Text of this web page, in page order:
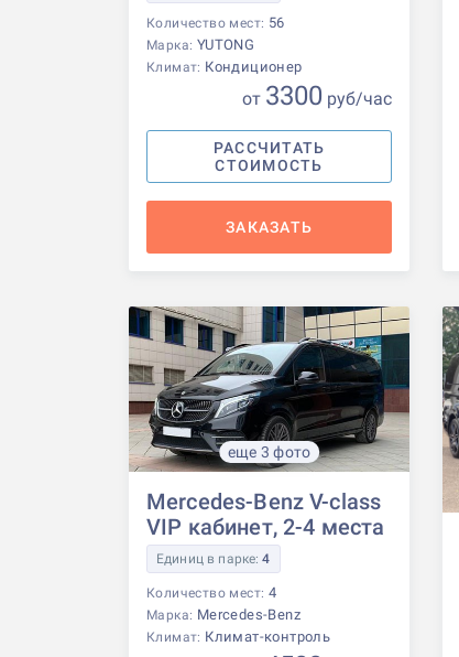
Количество мест: 56
Марка: YUTONG
Климат: Кондиционер
от 3300 руб/час
РАССЧИТАТЬ
СТОИМОСТЬ
ЗАКАЗАТЬ
еще 3 фото
Mercedes-Benz V-class
VIP кабинет, 2-4 места
Единиц в парке:4
Количество мест: 4
Марка: Mercedes-Benz
Климат: Климат-контроль